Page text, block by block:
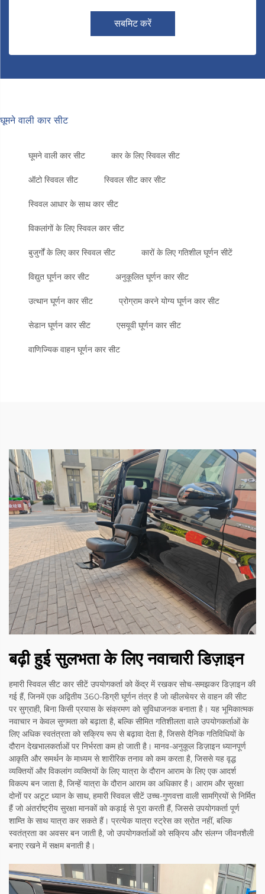
सबमिट करें
घूमने वाली कार सीट
घूमने वाली कार सीट कार के लिए स्विवल सीट
ऑटो स्विवल सीट स्विवल सीट कार सीट
स्विवल आधार के साथ कार सीट
विकलांगों के लिए स्विवल कार सीट
बुजुर्गों के लिए कार स्विवल सीट कारों के लिए गतिशील घूर्णन सीटें
विद्युत घूर्णन कार सीट अनुकूलित घूर्णन कार सीट
उत्थान घूर्णन कार सीट प्रोग्राम करने योग्य घूर्णन कार सीट
सेडान घूर्णन कार सीट एसयूवी घूर्णन कार सीट
वाणिज्यिक वाहन घूर्णन कार सीट
बढ़ी हुई सुलभता के लिए नवाचारी डिज़ाइन
हमारी स्विवल सीट कार सीटें उपयोगकर्ता को केंद्र में रखकर सोच-समझकर डिज़ाइन की
गई हैं, जिनमें एक अद्वितीय 360-डिग्री घूर्णन तंत्र है जो व्हीलचेयर से वाहन की सीट
पर सुग्राही, बिना किसी प्रयास के संक्रमण को सुविधाजनक बनाता है। यह भूमिकात्मक
नवाचार न केवल सुगमता को बढ़ाता है, बल्कि सीमित गतिशीलता वाले उपयोगकर्ताओं के
लिए अधिक स्वतंत्रता को सक्रिय रूप से बढ़ावा देता है, जिससे दैनिक गतिविधियों के
दौरान देखभालकर्ताओं पर निर्भरता कम हो जाती है। मानव-अनुकूल डिज़ाइन ध्यानपूर्ण
आकृति और समर्थन के माध्यम से शारीरिक तनाव को कम करता है, जिससे यह वृद्ध
व्यक्तियों और विकलांग व्यक्तियों के लिए यात्रा के दौरान आराम के लिए एक आदर्श
विकल्प बन जाता है, जिन्हें यात्रा के दौरान आराम का अधिकार है। आराम और सुरक्षा
दोनों पर अटूट ध्यान के साथ, हमारी स्विवल सीटें उच्च-गुणवत्ता वाली सामग्रियों से निर्मित
हैं जो अंतर्राष्ट्रीय सुरक्षा मानकों को कड़ाई से पूरा करती हैं, जिससे उपयोगकर्ता पूर्ण
शाम्ति के साथ यात्रा कर सकते हैं। प्रत्येक यात्रा स्ट्रेस का स्रोत नहीं, बल्कि
स्वतंत्रता का अवसर बन जाती है, जो उपयोगकर्ताओं को सक्रिय और संलग्न जीवनशैली
बनाए रखने में सक्षम बनाती है।